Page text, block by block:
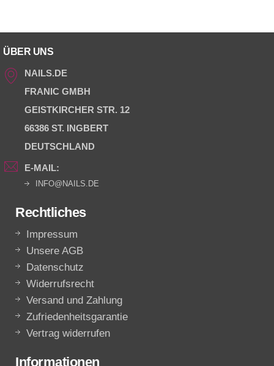
ÜBER UNS
NAILS.DE
FRANIC GMBH
GEISTKIRCHER STR. 12
66386 ST. INGBERT
DEUTSCHLAND
E-MAIL:
INFO@NAILS.DE
Rechtliches
Impressum
Unsere AGB
Datenschutz
Widerrufsrecht
Versand und Zahlung
Zufriedenheitsgarantie
Vertrag widerrufen
Informationen